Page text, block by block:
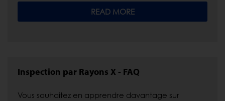
READ MORE
Inspection par Rayons X - FAQ
Vous souhaitez en apprendre davantage sur